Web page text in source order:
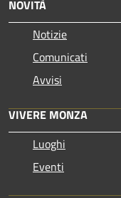
NOVITÀ
Notizie
Comunicati
Avvisi
VIVERE MONZA
Luoghi
Eventi